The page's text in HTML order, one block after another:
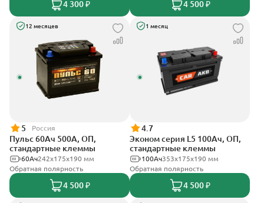
4 300 ₽ 4 500 ₽
12 месяцев
5 Россия
Пульс 60Ач 500А, ОП,
стандартные клеммы
242x175x190 мм
60Ач
Обратная полярность
4 500 ₽
1 месяц
4.7
Эконом серия L5 100Ач, ОП,
стандартные клеммы
353х175х190 мм
100Ач
Обратная полярность
4 500 ₽